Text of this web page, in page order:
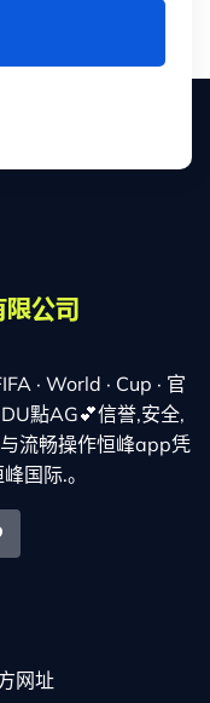
· World · Cup · 官
點AG💕信誉,安全,
流畅操作恒峰app凭
国际.。
网址